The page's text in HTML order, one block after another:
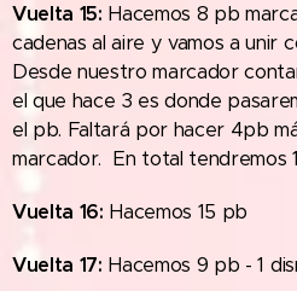
Vuelta 15: Hacemos 8 pb
cadenas al aire y vamos a unir
Desde nuestro marcador
el que hace 3 es donde
el pb. Faltará por hacer 4pb
marcador. En total tendremos
Vuelta 16: Hacemos 15 pb
Vuelta 17: Hacemos 9 pb - 1